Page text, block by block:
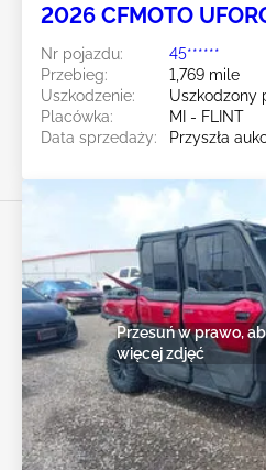
2026 CFMOTO
Nr pojazdu:
45******
Przebieg:
1,769 mile
Uszkodzenie:
Uszkodzony
Placówka:
MI - FLINT
Data sprzedaży:
Przyszła
Przesuń w prawo,
więcej zdjęć